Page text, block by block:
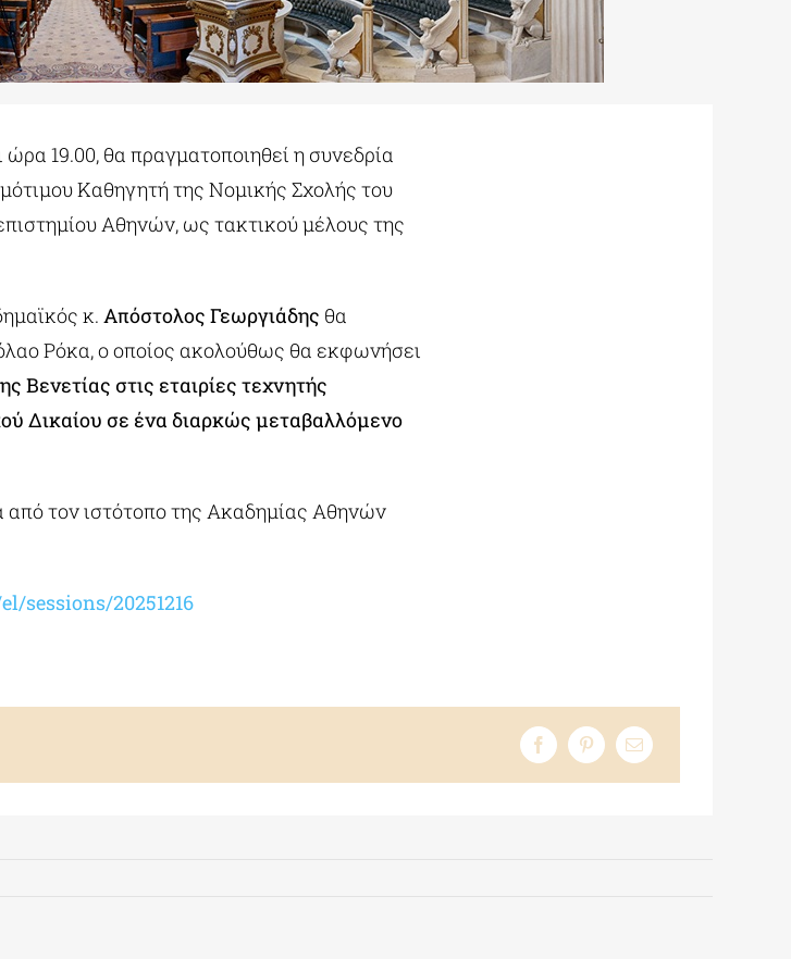
ώρα 19.00, θα πραγματοποιηθεί η συνεδρία
Καθηγητή της Νομικής Σχολής του
Αθηνών, ως τακτικού μέλους της
κ. Απόστολος Γεωργιάδης θα
Ρόκα, ο οποίος ακολούθως θα εκφωνήσει
Βενετίας στις εταιρίες τεχνητής
Δικαίου σε ένα διαρκώς μεταβαλλόμενο
τον ιστότοπο της Ακαδημίας Αθηνών
sessions/20251216